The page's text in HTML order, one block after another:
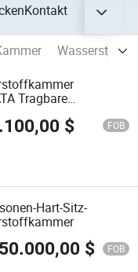
Kontakt
Tragbare
$ FOB
Hart-Sitz-
50.000,00 $ FOB